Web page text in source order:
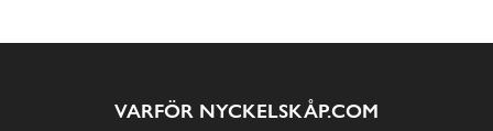
VARFÖR NYCKELSKÅP.COM